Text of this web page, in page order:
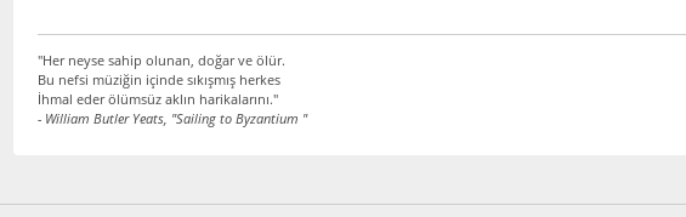
"Her neyse sahip olunan, doğar ve ölür.
Bu nefsi müziğin içinde sıkışmış herkes
İhmal eder ölümsüz aklın harikalarını."
- William Butler Yeats, "Sailing to Byzantium "